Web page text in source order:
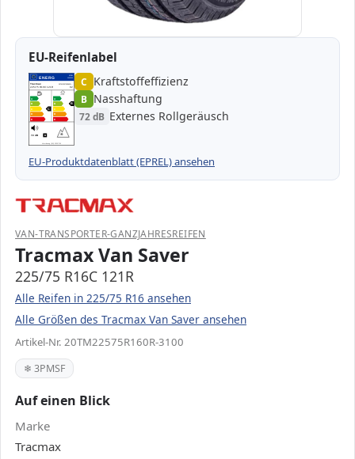
EU-Reifenlabel
ENERG 1000000
Tracmax 20TM22575R160R-…
225/75 R16C 121R C2
A
B
C
C
D
E
A
B
B
C
D
E
72 dB B
Verordnung (EU) 2020/740
C Kraftstoffeffizienz
B Nasshaftung
72 dB Externes Rollgeräusch
EU-Produktdatenblatt (EPREL) ansehen
VAN-TRANSPORTER-GANZJAHRESREIFEN
Tracmax Van Saver
225/75 R16C 121R
Alle Reifen in 225/75 R16 ansehen
Alle Größen des Tracmax Van Saver ansehen
Artikel-Nr. 20TM22575R160R-3100
❄ 3PMSF
Auf einen Blick
Marke
Tracmax